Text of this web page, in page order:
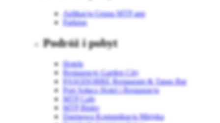
Aplikacja Grupa MTP app
Parking
Podróż i pobyt
Hotele
Restauracje Garden City
PASODOBRE Restaurant & Tapas Bar
Port Sołacz Hotel i Restauracja
MTP Cafe
MTP Bistro
Darmowa Komunikacja Miejska